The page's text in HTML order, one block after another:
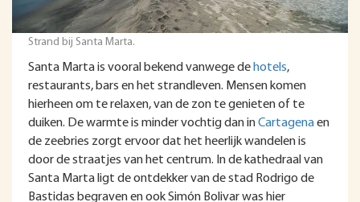
Strand bij Santa Marta.
Santa Marta is vooral bekend vanwege de hotels,
restaurants, bars en het strandleven. Mensen komen
hierheen om te relaxen, van de zon te genieten of te
duiken. De warmte is minder vochtig dan inCartagenaen
de zeebries zorgt ervoor dat het heerlijk wandelen is
door de straatjes van het centrum. In de kathedraal van
Santa Marta ligt de ontdekker van de stad Rodrigo de
Bastidas begraven en ook Simón Bolivar was hier